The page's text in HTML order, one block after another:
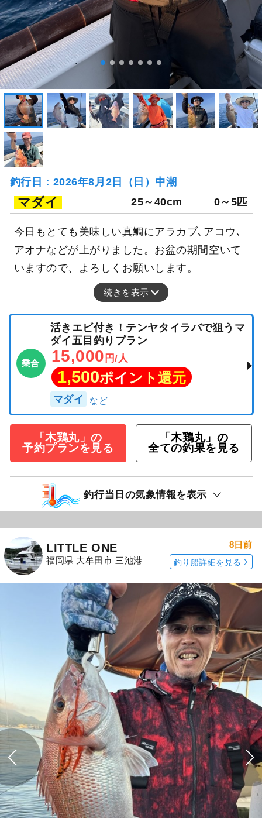
釣行日：2026年8月2日（日）中潮
マダイ 25～40cm 0～5匹
今日もとても美味しい真鯛にアラカブ､アコウ､
アオナなどが上がりました。お盆の期間空いて
いますので、よろしくお願いします。
続きを表示
乗合
活きエビ付き！テンヤタイラバで狙うマ
ダイ五目釣りプラン
15,000 円/人
1,500ポイント還元
マダイ
「木鶏丸」の
予約プランを見る
「木鶏丸」の
全ての釣果を見る
釣行当日の気象情報を表示
LITTLE ONE
福岡県 大牟田市 三池港
8日前
釣り船詳細を見る